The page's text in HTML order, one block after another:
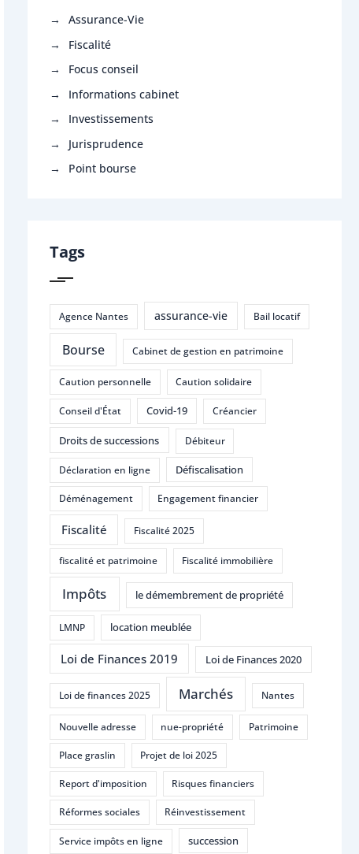
Assurance-Vie
Fiscalité
Focus conseil
Informations cabinet
Investissements
Jurisprudence
Point bourse
Tags
Agence Nantes assurance-vie Bail locatif
Bourse Cabinet de gestion en patrimoine
Caution personnelle Caution solidaire
Conseil d'État Covid-19 Créancier
Droits de successions Débiteur
Déclaration en ligne Défiscalisation
Déménagement Engagement financier
Fiscalité Fiscalité 2025
fiscalité et patrimoine Fiscalité immobilière
Impôts le démembrement de propriété
LMNP location meublée
Loi de Finances 2019 Loi de Finances 2020
Loi de finances 2025 Marchés Nantes
Nouvelle adresse nue-propriété Patrimoine
Place graslin Projet de loi 2025
Report d'imposition Risques financiers
Réformes sociales Réinvestissement
Service impôts en ligne succession